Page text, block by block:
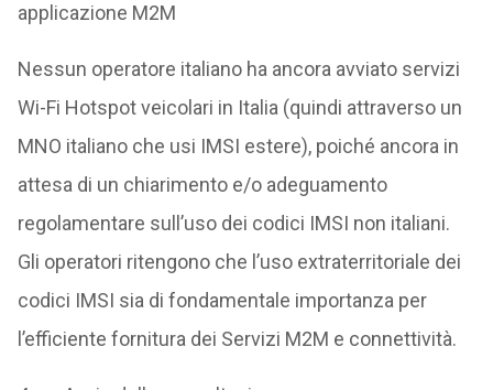
applicazione M2M
Nessun operatore italiano ha ancora avviato servizi
Wi-Fi Hotspot veicolari in Italia (quindi attraverso un
MNO italiano che usi IMSI estere), poiché ancora in
attesa di un chiarimento e/o adeguamento
regolamentare sull’uso dei codici IMSI non italiani.
Gli operatori ritengono che l’uso extraterritoriale dei
codici IMSI sia di fondamentale importanza per
l’efficiente fornitura dei Servizi M2M e connettività.